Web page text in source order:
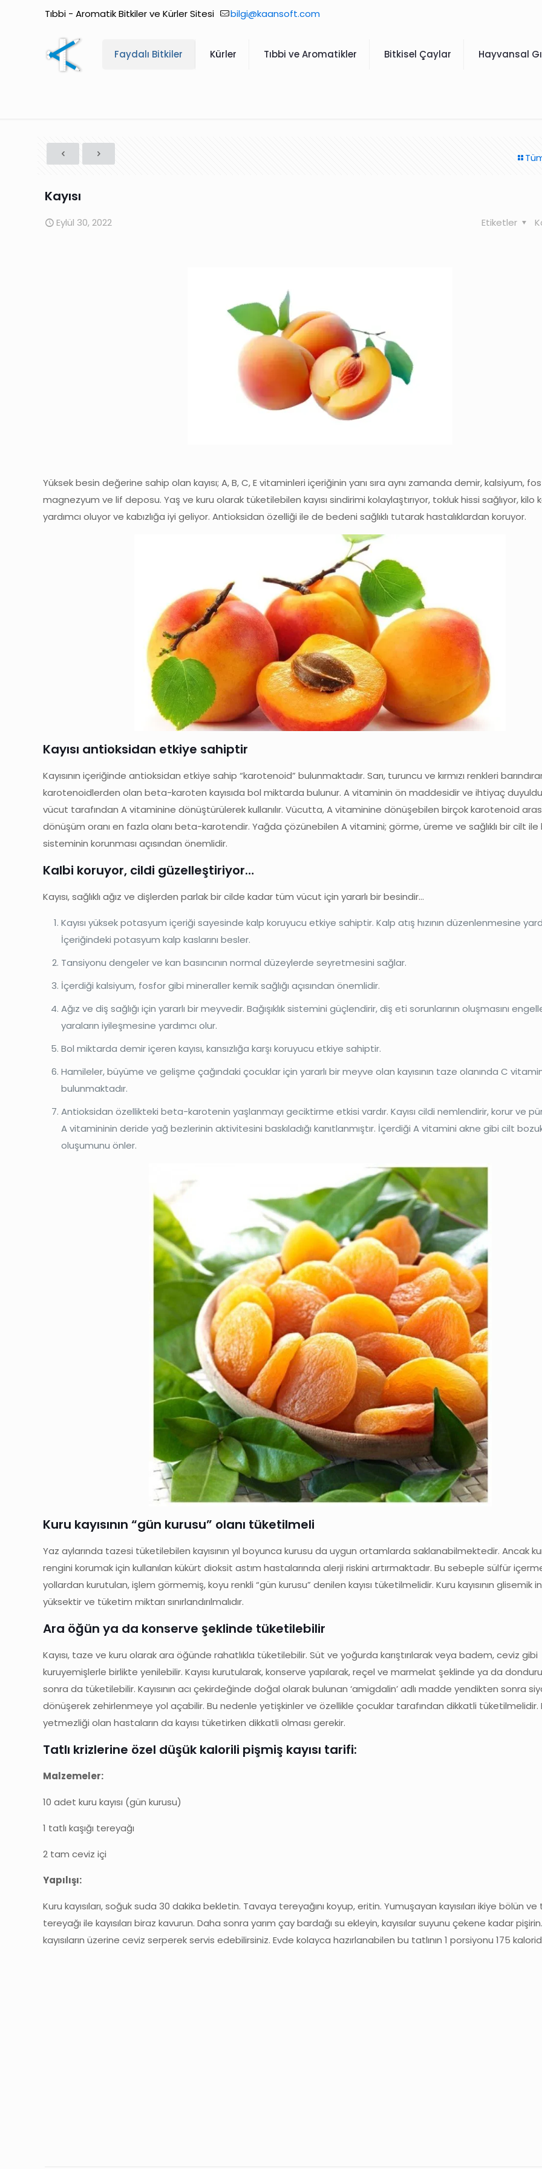
Tıbbi - Aromatik Bitkiler ve Kürler Sitesi bilgi@kaansoft.com
Faydalı Bitkiler Kürler Tıbbi ve Aromatikler Bitkisel Çaylar Hayvansal
Kayısı
Eylül 30, 2022 Etiketler
Yüksek besin değerine sahip olan kayısı; A, B, C, E vitaminleri içeriğinin yanı sıra aynı zamanda demir, kalsiyum,
magnezyum ve lif deposu. Yaş ve kuru olarak tüketilebilen kayısı sindirimi kolaylaştırıyor, tokluk hissi sağlıyor, kilo
yardımcı oluyor ve kabızlığa iyi geliyor. Antioksidan özelliği ile de bedeni sağlıklı tutarak hastalıklardan koruyor.
Kayısı antioksidan etkiye sahiptir
Kayısının içeriğinde antioksidan etkiye sahip “karotenoid” bulunmaktadır. Sarı, turuncu ve kırmızı renkleri
karotenoidlerden olan beta-karoten kayısıda bol miktarda bulunur. A vitaminin ön maddesidir ve ihtiyaç
vücut tarafından A vitaminine dönüştürülerek kullanılır. Vücutta, A vitaminine dönüşebilen birçok karotenoid
dönüşüm oranı en fazla olanı beta-karotendir. Yağda çözünebilen A vitamini; görme, üreme ve sağlıklı bir cilt ile
sisteminin korunması açısından önemlidir.
Kalbi koruyor, cildi güzelleştiriyor…
Kayısı, sağlıklı ağız ve dişlerden parlak bir cilde kadar tüm vücut için yararlı bir besindir…
Kayısı yüksek potasyum içeriği sayesinde kalp koruyucu etkiye sahiptir. Kalp atış hızının düzenlenmesine
İçeriğindeki potasyum kalp kaslarını besler.
Tansiyonu dengeler ve kan basıncının normal düzeylerde seyretmesini sağlar.
İçerdiği kalsiyum, fosfor gibi mineraller kemik sağlığı açısından önemlidir.
Ağız ve diş sağlığı için yararlı bir meyvedir. Bağışıklık sistemini güçlendirir, diş eti sorunlarının oluşmasını
yaraların iyileşmesine yardımcı olur.
Bol miktarda demir içeren kayısı, kansızlığa karşı koruyucu etkiye sahiptir.
Hamileler, büyüme ve gelişme çağındaki çocuklar için yararlı bir meyve olan kayısının taze olanında C
bulunmaktadır.
Antioksidan özellikteki beta-karotenin yaşlanmayı geciktirme etkisi vardır. Kayısı cildi nemlendirir, korur ve
A vitamininin deride yağ bezlerinin aktivitesini baskıladığı kanıtlanmıştır. İçerdiği A vitamini akne gibi cilt
oluşumunu önler.
Kuru kayısının “gün kurusu” olanı tüketilmeli
Yaz aylarında tazesi tüketilebilen kayısının yıl boyunca kurusu da uygun ortamlarda saklanabilmektedir. Ancak
rengini korumak için kullanılan kükürt dioksit astım hastalarında alerji riskini artırmaktadır. Bu sebeple sülfür
yollardan kurutulan, işlem görmemiş, koyu renkli “gün kurusu” denilen kayısı tüketilmelidir. Kuru kayısının glisemik
yüksektir ve tüketim miktarı sınırlandırılmalıdır.
Ara öğün ya da konserve şeklinde tüketilebilir
Kayısı, taze ve kuru olarak ara öğünde rahatlıkla tüketilebilir. Süt ve yoğurda karıştırılarak veya badem, ceviz gibi
kuruyemişlerle birlikte yenilebilir. Kayısı kurutularak, konserve yapılarak, reçel ve marmelat şeklinde ya da
sonra da tüketilebilir. Kayısının acı çekirdeğinde doğal olarak bulunan ‘amigdalin’ adlı madde yendikten sonra
dönüşerek zehirlenmeye yol açabilir. Bu nedenle yetişkinler ve özellikle çocuklar tarafından dikkatli tüketilmelidir.
yetmezliği olan hastaların da kayısı tüketirken dikkatli olması gerekir.
Tatlı krizlerine özel düşük kalorili pişmiş kayısı tarifi:
Malzemeler:
10 adet kuru kayısı (gün kurusu)
1 tatlı kaşığı tereyağı
2 tam ceviz içi
Yapılışı:
Kuru kayısıları, soğuk suda 30 dakika bekletin. Tavaya tereyağını koyup, eritin. Yumuşayan kayısıları ikiye bölün ve
tereyağı ile kayısıları biraz kavurun. Daha sonra yarım çay bardağı su ekleyin, kayısılar suyunu çekene kadar
kayısıların üzerine ceviz serperek servis edebilirsiniz. Evde kolayca hazırlanabilen bu tatlının 1 porsiyonu 175